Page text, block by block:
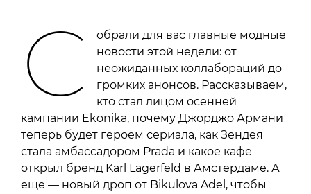
С
обрали для вас главные модные
новости этой недели: от
неожиданных коллабораций до
громких анонсов. Рассказываем,
кто стал лицом осенней
кампании Ekonika, почему Джорджо Армани
теперь будет героем сериала, как Зендея
стала амбассадором Prada и какое кафе
открыл бренд Karl Lagerfeld в Амстердаме. А
еще — новый дроп от Bikulova Adel, чтобы